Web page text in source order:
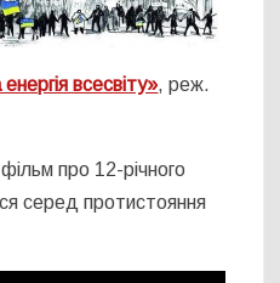
всесвіту», реж.
про 12-річного
серед протистояння